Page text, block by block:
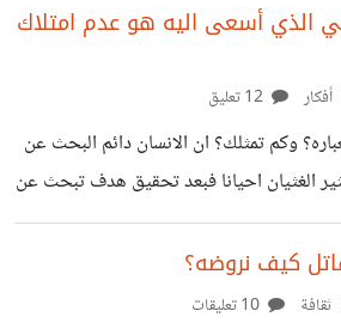
لقد سأم المحتل من قصفهم بالصواريخ
التجويع ومنع المساعدات لإبقاء
بأقل تكلفة وأوسع تغطية، وربما
يتقاتلون فيما بينهم من أجل الفتات،
لأنهم بشر، وعندما يحضر الجوع تعمل
الذي أسعى اليه هو عدم امتلاك
أفكار
وكم تمثلك؟ ان الانسان دائم البحث عن
الغثيان احيانا فبعد تحقيق هدف تبحث عن
واخر واخر لماذا؟ هل هي طبيعه
في كبد" ام اننا أصبحنا هكذا بسبب العصر
عن أنفسنا أو حياتنا أو سيارتنا أو
كيف نروضه؟
ثقافة